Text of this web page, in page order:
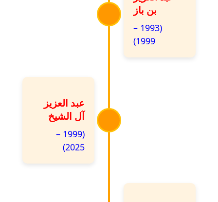
بن باز
(1993 –
1999)
عبد العزيز
آل الشيخ
(1999 –
2025)